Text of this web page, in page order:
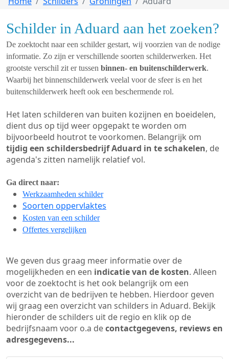
Schilder in Aduard aan het zoeken?
De zoektocht naar een schilder gestart, wij voorzien van de nodige
informatie. Zo zijn er verschillende soorten schilderwerken. Het
grootste verschil zit er tussen binnen- en buitenschilderwerk.
Waarbij het binnenschilderwerk veelal voor de sfeer is en het
buitenschilderwerk heeft ook een beschermende rol.
Het laten schilderen van buiten kozijnen en boeidelen,
dient dus op tijd weer opgepakt te worden om
bijvoorbeeld houtrot te voorkomen. Belangrijk om
tijdig een schildersbedrijf Aduard in te schakelen, de
agenda's zitten namelijk relatief vol.
Ga direct naar:
Werkzaamheden schilder
Soorten oppervlaktes
Kosten van een schilder
Offertes vergelijken
We geven dus graag meer informatie over de
mogelijkheden en een indicatie van de kosten. Alleen
voor de zoektocht is het ook belangrijk om een
overzicht van de bedrijven te hebben. Hierdoor geven
wij graag een overzicht van schilders in Aduard. Bekijk
hieronder de schilders uit de regio en klik op de
bedrijfsnaam voor o.a decontactgegevens, reviews en
adresgegevens...